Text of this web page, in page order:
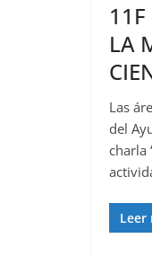
LA
Las
del
charla
Leer